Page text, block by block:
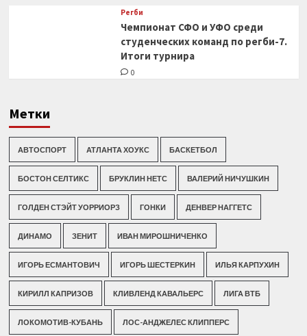
Регби
Чемпионат СФО и УФО среди
студенческих команд по регби-7.
Итоги турнира
0
Метки
АВТОСПОРТ АТЛАНТА ХОУКС БАСКЕТБОЛ
БОСТОН СЕЛТИКС БРУКЛИН НЕТС ВАЛЕРИЙ НИЧУШКИН
ГОЛДЕН СТЭЙТ УОРРИОРЗ ГОНКИ ДЕНВЕР НАГГЕТС
ДИНАМО ЗЕНИТ ИВАН МИРОШНИЧЕНКО
ИГОРЬ ЕСМАНТОВИЧ ИГОРЬ ШЕСТЕРКИН ИЛЬЯ КАРПУХИН
КИРИЛЛ КАПРИЗОВ КЛИВЛЕНД КАВАЛЬЕРС ЛИГА ВТБ
ЛОКОМОТИВ-КУБАНЬ ЛОС-АНДЖЕЛЕС КЛИППЕРС